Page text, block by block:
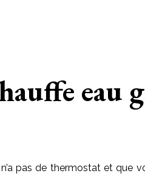
eau
pas de thermostat et que